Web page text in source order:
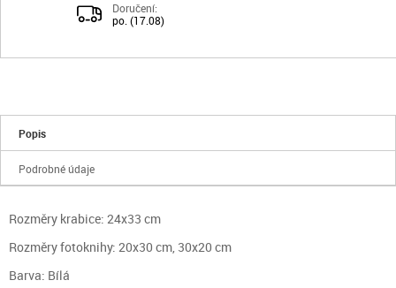
Doručení:
po. (17.08)
Popis
Podrobné údaje
Rozměry krabice: 24x33 cm
Rozměry fotoknihy: 20x30 cm, 30x20 cm
Barva: Bílá